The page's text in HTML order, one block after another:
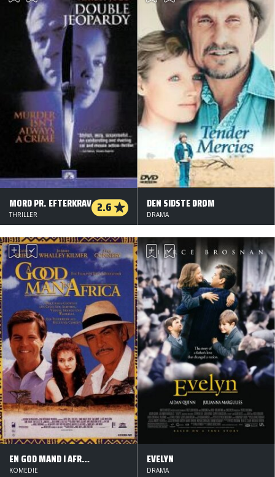
MORD PR. EFTERKRAV 2.6
THRILLER
DEN SIDSTE DRØM
DRAMA
EN GOD MAND I AFRICA
KOMEDIE
EVELYN
DRAMA